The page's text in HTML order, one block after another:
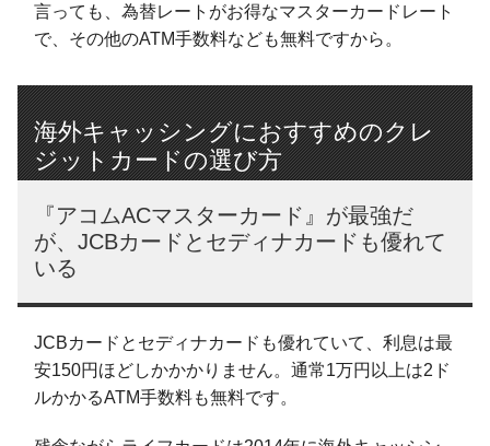
言っても、為替レートがお得なマスターカードレート
で、その他のATM手数料なども無料ですから。
海外キャッシングにおすすめのクレ
ジットカードの選び方
『アコムACマスターカード』が最強だ
が、JCBカードとセディナカードも優れて
いる
JCBカードとセディナカードも優れていて、利息は最
安150円ほどしかかかりません。通常1万円以上は2ド
ルかかるATM手数料も無料です。